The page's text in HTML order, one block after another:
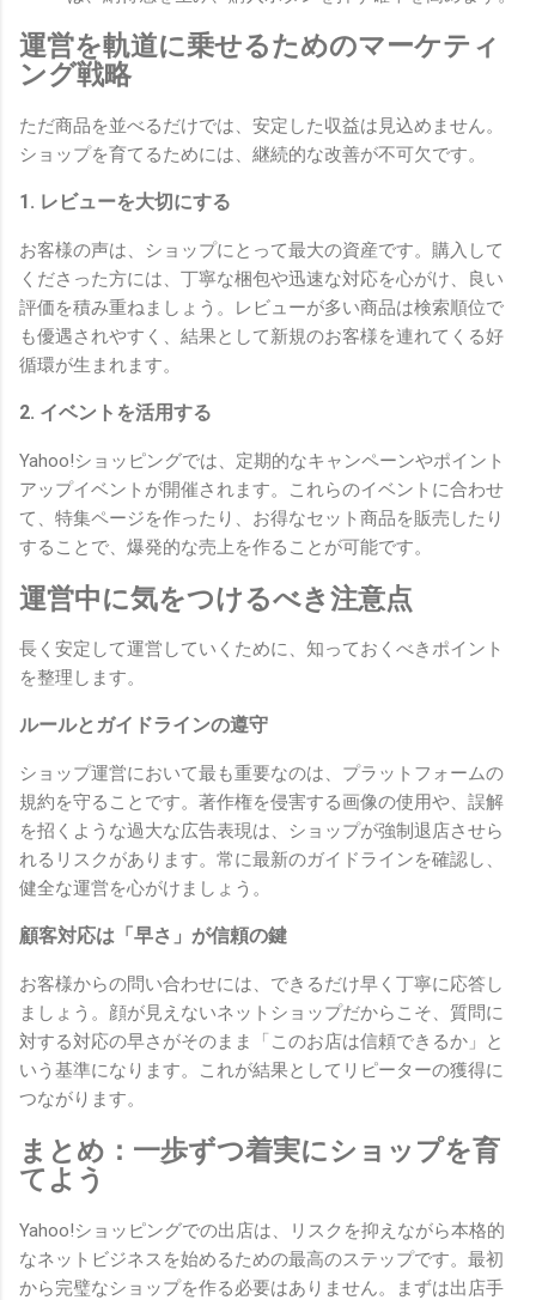
運営を軌道に乗せるためのマーケティ
ング戦略
ただ商品を並べるだけでは、安定した収益は見込めません。
ショップを育てるためには、継続的な改善が不可欠です。
1. レビューを大切にする
お客様の声は、ショップにとって最大の資産です。購入して
くださった方には、丁寧な梱包や迅速な対応を心がけ、良い
評価を積み重ねましょう。レビューが多い商品は検索順位で
も優遇されやすく、結果として新規のお客様を連れてくる好
循環が生まれます。
2. イベントを活用する
Yahoo!ショッピングでは、定期的なキャンペーンやポイント
アップイベントが開催されます。これらのイベントに合わせ
て、特集ページを作ったり、お得なセット商品を販売したり
することで、爆発的な売上を作ることが可能です。
運営中に気をつけるべき注意点
長く安定して運営していくために、知っておくべきポイント
を整理します。
ルールとガイドラインの遵守
ショップ運営において最も重要なのは、プラットフォームの
規約を守ることです。著作権を侵害する画像の使用や、誤解
を招くような過大な広告表現は、ショップが強制退店させら
れるリスクがあります。常に最新のガイドラインを確認し、
健全な運営を心がけましょう。
顧客対応は「早さ」が信頼の鍵
お客様からの問い合わせには、できるだけ早く丁寧に応答し
ましょう。顔が見えないネットショップだからこそ、質問に
対する対応の早さがそのまま「このお店は信頼できるか」と
いう基準になります。これが結果としてリピーターの獲得に
つながります。
まとめ：一歩ずつ着実にショップを育
てよう
Yahoo!ショッピングでの出店は、リスクを抑えながら本格的
なネットビジネスを始めるための最高のステップです。最初
から完璧なショップを作る必要はありません。まずは出店手